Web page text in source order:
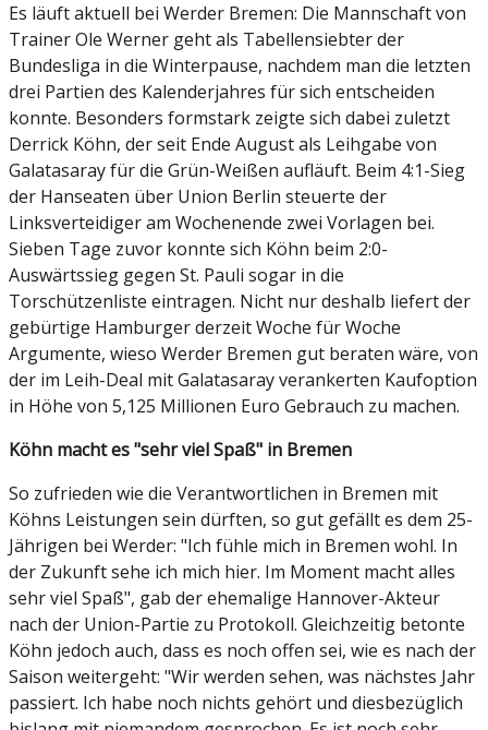
Es läuft aktuell bei Werder Bremen: Die Mannschaft von
Trainer Ole Werner geht als Tabellensiebter der
Bundesliga in die Winterpause, nachdem man die letzten
drei Partien des Kalenderjahres für sich entscheiden
konnte. Besonders formstark zeigte sich dabei zuletzt
Derrick Köhn, der seit Ende August als Leihgabe von
Galatasaray für die Grün-Weißen aufläuft. Beim 4:1-Sieg
der Hanseaten über Union Berlin steuerte der
Linksverteidiger am Wochenende zwei Vorlagen bei.
Sieben Tage zuvor konnte sich Köhn beim 2:0-
Auswärtssieg gegen St. Pauli sogar in die
Torschützenliste eintragen. Nicht nur deshalb liefert der
gebürtige Hamburger derzeit Woche für Woche
Argumente, wieso Werder Bremen gut beraten wäre, von
der im Leih-Deal mit Galatasaray verankerten Kaufoption
in Höhe von 5,125 Millionen Euro Gebrauch zu machen.
Köhn macht es "sehr viel Spaß" in Bremen
So zufrieden wie die Verantwortlichen in Bremen mit
Köhns Leistungen sein dürften, so gut gefällt es dem 25-
Jährigen bei Werder: "Ich fühle mich in Bremen wohl. In
der Zukunft sehe ich mich hier. Im Moment macht alles
sehr viel Spaß", gab der ehemalige Hannover-Akteur
nach der Union-Partie zu Protokoll. Gleichzeitig betonte
Köhn jedoch auch, dass es noch offen sei, wie es nach der
Saison weitergeht: "Wir werden sehen, was nächstes Jahr
passiert. Ich habe noch nichts gehört und diesbezüglich